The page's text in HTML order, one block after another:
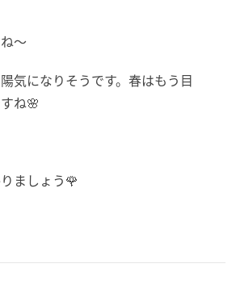
～
気になりそうです。春はもう目
ね🌸
ましょう🌹